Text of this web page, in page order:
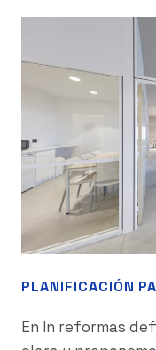
PLANIFICACIÓN
En In reformas